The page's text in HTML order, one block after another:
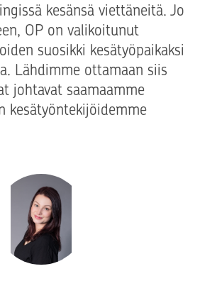
kesänsä viettäneitä. Jo
OP on valikoitunut
suosikki kesätyöpaikaksi
Lähdimme ottamaan siis
johtavat saamaamme
kesätyöntekijöidemme